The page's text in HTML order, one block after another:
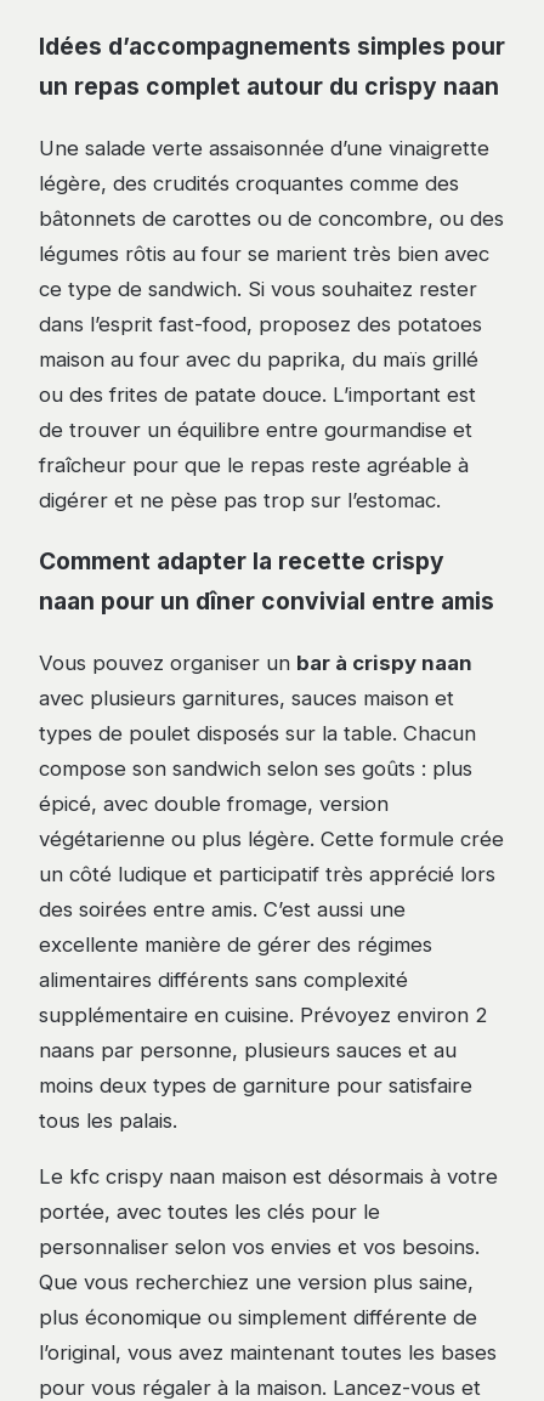
Idées d’accompagnements simples pour
un repas complet autour du crispy naan
Une salade verte assaisonnée d’une vinaigrette
légère, des crudités croquantes comme des
bâtonnets de carottes ou de concombre, ou des
légumes rôtis au four se marient très bien avec
ce type de sandwich. Si vous souhaitez rester
dans l’esprit fast-food, proposez des potatoes
maison au four avec du paprika, du maïs grillé
ou des frites de patate douce. L’important est
de trouver un équilibre entre gourmandise et
fraîcheur pour que le repas reste agréable à
digérer et ne pèse pas trop sur l’estomac.
Comment adapter la recette crispy
naan pour un dîner convivial entre amis
Vous pouvez organiser un bar à crispy naan
avec plusieurs garnitures, sauces maison et
types de poulet disposés sur la table. Chacun
compose son sandwich selon ses goûts : plus
épicé, avec double fromage, version
végétarienne ou plus légère. Cette formule crée
un côté ludique et participatif très apprécié lors
des soirées entre amis. C’est aussi une
excellente manière de gérer des régimes
alimentaires différents sans complexité
supplémentaire en cuisine. Prévoyez environ 2
naans par personne, plusieurs sauces et au
moins deux types de garniture pour satisfaire
tous les palais.
Le kfc crispy naan maison est désormais à votre
portée, avec toutes les clés pour le
personnaliser selon vos envies et vos besoins.
Que vous recherchiez une version plus saine,
plus économique ou simplement différente de
l’original, vous avez maintenant toutes les bases
pour vous régaler à la maison. Lancez-vous et